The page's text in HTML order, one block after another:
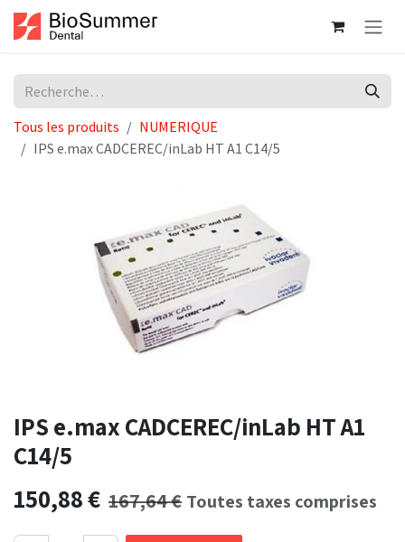
Se rendre au contenu
Tous les produits
NUMERIQUE
IPS e.max CADCEREC/inLab HT A1 C14/5
IPS e.max CADCEREC/inLab HT A1
C14/5
150,88€ 167,64€ Toutes taxes comprises